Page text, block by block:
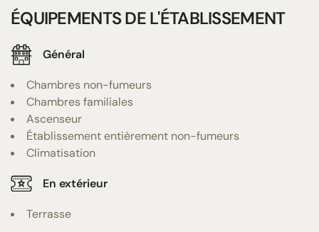
ÉQUIPEMENTS DE L'ÉTABLISSEMENT
Général
Chambres non-fumeurs
Chambres familiales
Ascenseur
Établissement entièrement non-fumeurs
Climatisation
En extérieur
Terrasse